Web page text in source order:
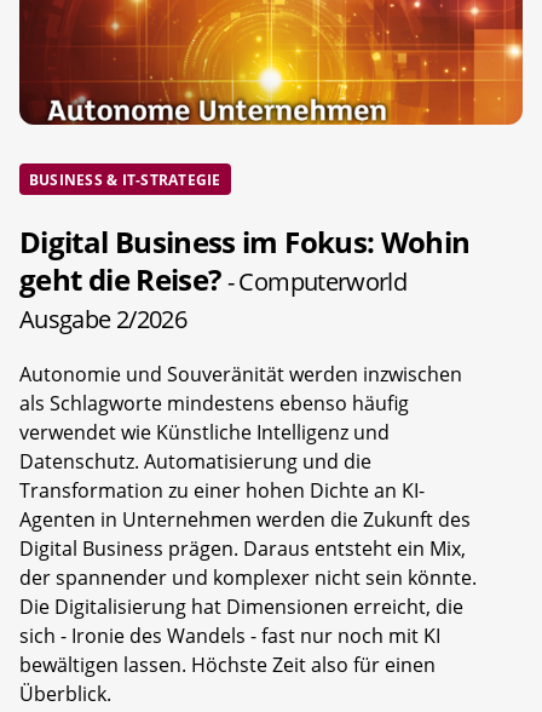
BUSINESS & IT-STRATEGIE
Digital Business im Fokus: Wohin
geht die Reise?- Computerworld
Ausgabe 2/2026
Autonomie und Souveränität werden inzwischen
als Schlagworte mindestens ebenso häufig
verwendet wie Künstliche Intelligenz und
Datenschutz. Automatisierung und die
Transformation zu einer hohen Dichte an KI-
Agenten in Unternehmen werden die Zukunft des
Digital Business prägen. Daraus entsteht ein Mix,
der spannender und komplexer nicht sein könnte.
Die Digitalisierung hat Dimensionen erreicht, die
sich - Ironie des Wandels - fast nur noch mit KI
bewältigen lassen. Höchste Zeit also für einen
Überblick.